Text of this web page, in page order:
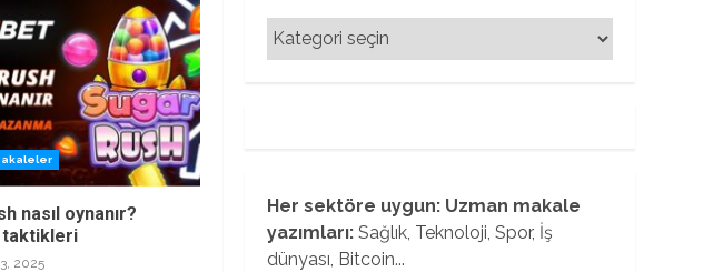
nasıl oynanır?
taktikleri
2025
Kategoriler
Her sektöre uygun: Uzman makale
yazımları:Sağlık, Teknoloji, Spor, İş
dünyası, Bitcoin...